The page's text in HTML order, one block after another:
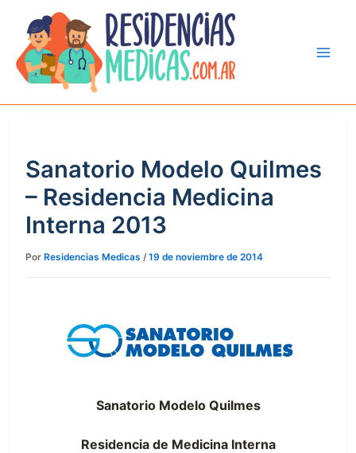
contenido
Sanatorio Modelo Quilmes
– Residencia Medicina
Interna 2013
Por Residencias Medicas /19 de noviembre de 2014
Sanatorio Modelo Quilmes
Residencia de Medicina Interna